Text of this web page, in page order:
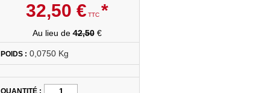
32,50 € TTC *
Au lieu de42,50€
POIDS : 0,0750 Kg
QUANTITÉ